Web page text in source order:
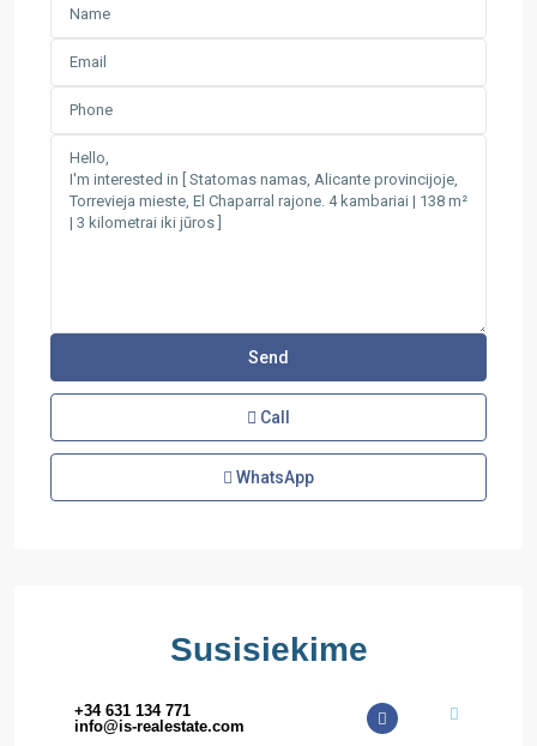
Call
WhatsApp
Susisiekime
+34 631 134 771
info@is-realestate.com